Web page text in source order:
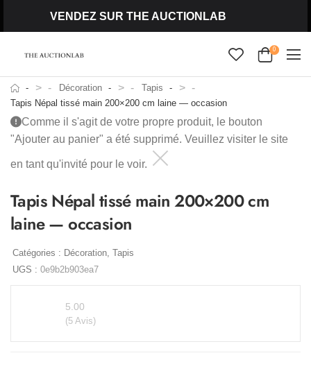
VENDEZ SUR THE AUCTIONLAB
0
> Décoration > Tapis >
Tapis Népal tissé main 200×200 cm laine — occasion
Comme il s'agit de votre propre produit, le bouton
"Ajouter au panier" a été supprimé. Veuillez visiter le site
en tant qu'invité pour le voir.
Tapis Népal tissé main 200×200 cm
laine — occasion
Catégories : Décoration, Tapis
UGS : 0e9b2b903ea7
5.00
(5 Avis)